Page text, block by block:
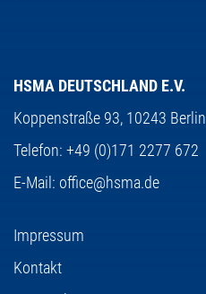
HSMA DEUTSCHLAND E.V.
Koppenstraße 93, 10243 Berlin
Telefon: +49 (0)171 2277 672
E-Mail: office@hsma.de
Impressum
Kontakt